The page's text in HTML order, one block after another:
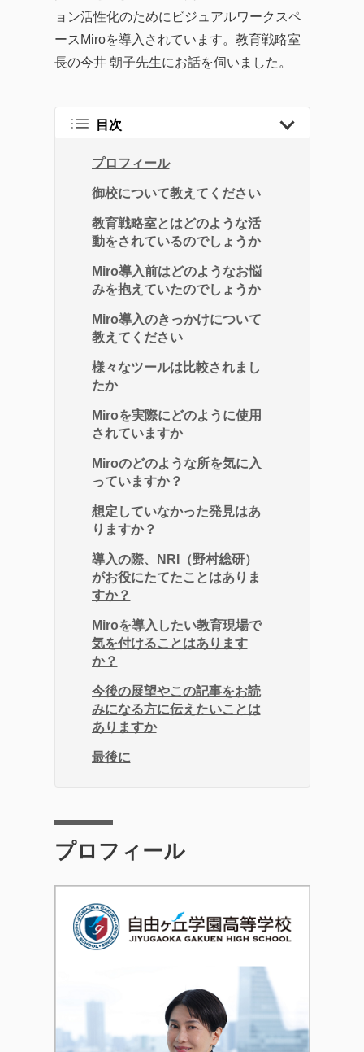
決策として効率的なツー
生産性の向上に繋がる実
践的な情報をお届けする
ョン活性化のためにビジュアルワークスペ
ースMiroを導入されています。教育戦略室
長の今井 朝子先生にお話を伺いました。
目次
プロフィール
御校について教えてください
教育戦略室とはどのような活
動をされているのでしょうか
Miro導入前はどのようなお悩
みを抱えていたのでしょうか
Miro導入のきっかけについて
教えてください
様々なツールは比較されまし
たか
Miroを実際にどのように使用
されていますか
Miroのどのような所を気に入
っていますか？
想定していなかった発見はあ
りますか？
導入の際、NRI（野村総研）
がお役にたてたことはありま
すか？
Miroを導入したい教育現場で
気を付けることはあります
か？
今後の展望やこの記事をお読
みになる方に伝えたいことは
ありますか
最後に
プロフィール